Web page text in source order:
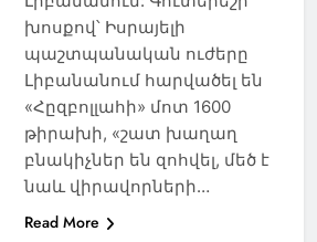
խոսքով՝ Իսրայելի
պաշտպանական ուժերը
Լիբանանում հարվածել են
«Հըզբոլլահի» մոտ 1600
թիրախի, «շատ խաղաղ
բնակիչներ են զոհվել, մեծ է
նաև վիրավորների…
Read More